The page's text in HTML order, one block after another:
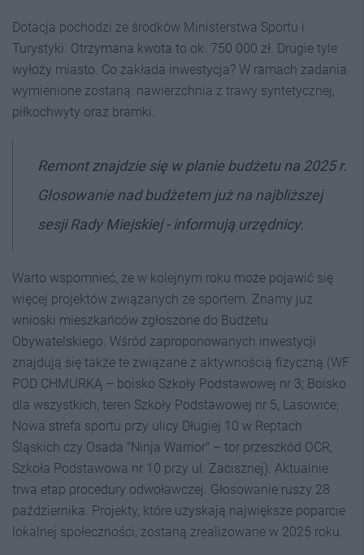
Dotacja pochodzi ze środków Ministerstwa Sportu i
Turystyki. Otrzymana kwota to ok. 750 000 zł. Drugie tyle
wyłoży miasto. Co zakłada inwestycja? W ramach zadania
wymienione zostaną: nawierzchnia z trawy syntetycznej,
piłkochwyty oraz bramki.
Remont znajdzie się w planie budżetu na 2025 r.
Głosowanie nad budżetem już na najbliższej
sesji Rady Miejskiej - informują urzędnicy.
Warto wspomnieć, że w kolejnym roku może pojawić się
więcej projektów związanych ze sportem. Znamy już
wnioski mieszkańców zgłoszone do Budżetu
Obywatelskiego. Wśród zaproponowanych inwestycji
znajdują się także te związane z aktywnością fizyczną (WF
POD CHMURKĄ – boisko Szkoły Podstawowej nr 3; Boisko
dla wszystkich, teren Szkoły Podstawowej nr 5, Lasowice;
Nowa strefa sportu przy ulicy Długiej 10 w Reptach
Śląskich czy Osada "Ninja Warrior" – tor przeszkód OCR,
Szkoła Podstawowa nr 10 przy ul. Zacisznej). Aktualnie
trwa etap procedury odwoławczej. Głosowanie ruszy 28
października. Projekty, które uzyskają największe poparcie
lokalnej społeczności, zostaną zrealizowane w 2025 roku.